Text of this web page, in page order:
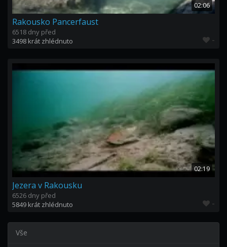
02:06
Rakousko Pancerfaust
6518 dny před
3498 krát zhlédnuto
-
02:19
Jezera v Rakousku
6526 dny před
5849 krát zhlédnuto
-
Vše